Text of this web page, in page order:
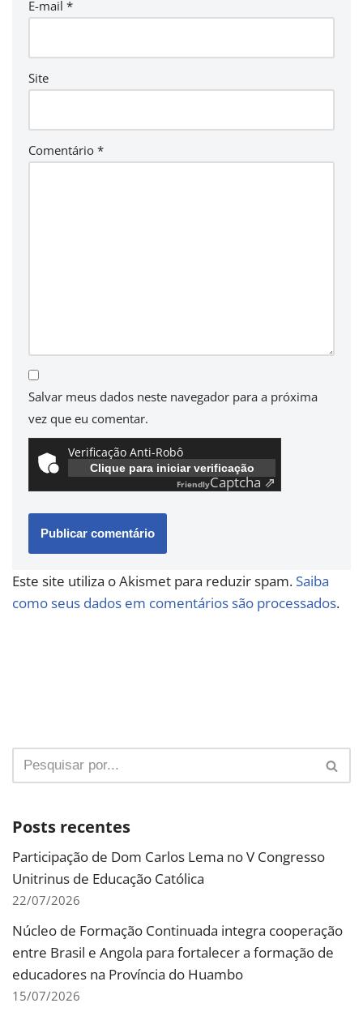
E-mail *
Site
Comentário *
Salvar meus dados neste navegador para a próxima
vez que eu comentar.
Verificação Anti-Robô
Clique para iniciar verificação
FriendlyCaptcha ⇗
Este site utiliza o Akismet para reduzir spam. Saiba
como seus dados em comentários são processados.
Posts recentes
Participação de Dom Carlos Lema no V Congresso
Unitrinus de Educação Católica
22/07/2026
Núcleo de Formação Continuada integra cooperação
entre Brasil e Angola para fortalecer a formação de
educadores na Província do Huambo
15/07/2026